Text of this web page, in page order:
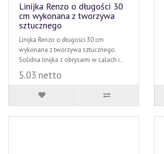
Linijka Renzo o długości 30
cm wykonana z tworzywa
sztucznego
Linijka Renzo o długości 30 cm
wykonana z tworzywa sztucznego.
Solidna linijka z obrysami w calach i..
5.03 netto